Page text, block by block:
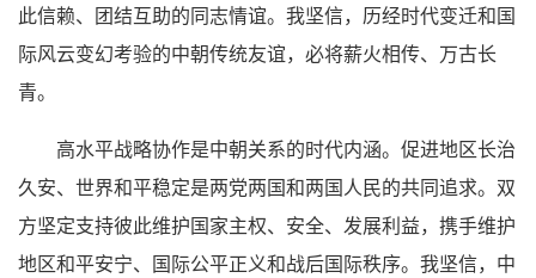
此信赖、团结互助的同志情谊。我坚信，历经时代变迁和国
际风云变幻考验的中朝传统友谊，必将薪火相传、万古长
青。
高水平战略协作是中朝关系的时代内涵。促进地区长治
久安、世界和平稳定是两党两国和两国人民的共同追求。双
方坚定支持彼此维护国家主权、安全、发展利益，携手维护
地区和平安宁、国际公平正义和战后国际秩序。我坚信，中